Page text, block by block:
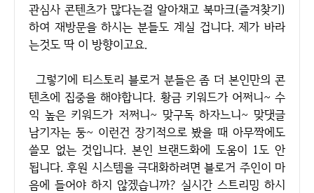
관심사 콘텐츠가 많다는걸 알아채고 북마크(즐겨찾기)
하여 재방문을 하시는 분들도 계실 겁니다. 제가 바라
는것도 딱 이 방향이고요.
그렇기에 티스토리 블로거 분들은 좀 더 본인만의 콘
텐츠에 집중을 해야합니다. 황금 키워드가 어쩌니~ 수
익 높은 키워드가 저쩌니~ 맞구독 하자느니~ 맞댓글
남기자는 둥~ 이런건 장기적으로 봤을 때 아무짝에도
쓸모 없는 것입니다. 본인 브랜드화에 도움이 1도 안
됩니다. 후원 시스템을 극대화하려면 블로거 주인이 마
음에 들어야 하지 않겠습니까? 실시간 스트리밍 하시